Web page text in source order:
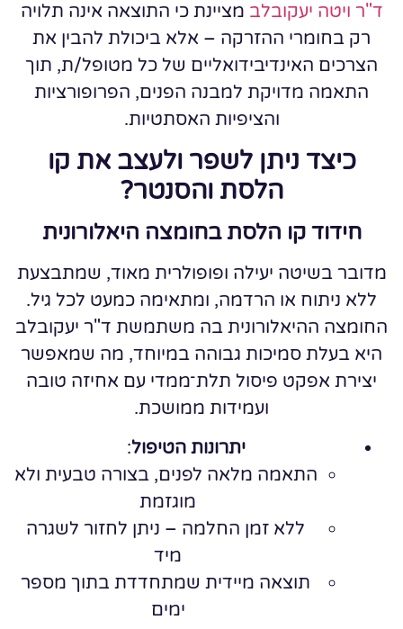
ד"ר ויטה יעקובלב מציינת כי התוצאה אינה תלויה
רק בחומרי ההזרקה – אלא ביכולת להבין את
הצרכים האינדיבידואליים של כל מטופל/ת, תוך
התאמה מדויקת למבנה הפנים, הפרופורציות
והציפיות האסתטיות.
כיצד ניתן לשפר ולעצב את קו
הלסת והסנטר?
חידוד קו הלסת בחומצה היאלורונית
מדובר בשיטה יעילה ופופולרית מאוד, שמתבצעת
ללא ניתוח או הרדמה, ומתאימה כמעט לכל גיל.
החומצה ההיאלורונית בה משתמשת ד"ר יעקובלב
היא בעלת סמיכות גבוהה במיוחד, מה שמאפשר
יצירת אפקט פיסול תלת־ממדי עם אחיזה טובה
ועמידות ממושכת.
יתרונות הטיפול:
התאמה מלאה לפנים, בצורה טבעית ולא
מוגזמת
ללא זמן החלמה – ניתן לחזור לשגרה
מיד
תוצאה מיידית שמתחדדת בתוך מספר
ימים